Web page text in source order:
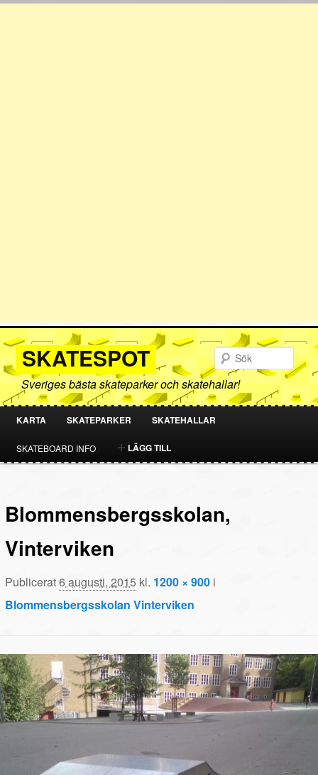
SKATESPOT
Sveriges bästa skateparker och skatehallar!
HOPPA
TILL
INNEHÅLL
HOPPA
TILL
INNEHÅLL
KARTA SKATEPARKER SKATEHALLAR
SKATEBOARD INFO LÄGG TILL
Blommensbergsskolan,
Vinterviken
Publicerat6 augusti, 2015 kl. 1200 × 900 i
Blommensbergsskolan Vinterviken